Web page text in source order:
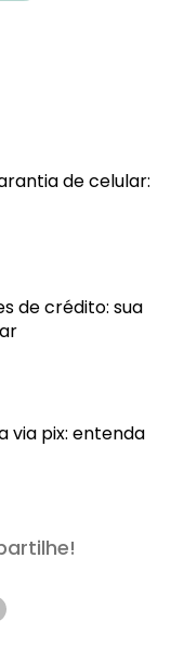
de celular:
de crédito: sua
via pix: entenda